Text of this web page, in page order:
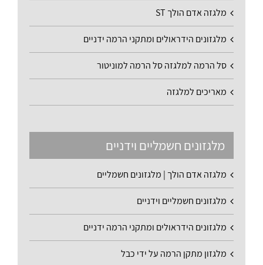
מלגזה אדם הולך ST
מלגזונים הידראולים ומתקני הרמה ידניים
סל הרמה למלגזה סל הרמה למוניטור
מאריכים למלגזה
מלגזונים חשמליים וידניים
מלגזה אדם הולך | מלגזונים חשמליים
מלגזונים חשמליים וידניים
מלגזונים הידראולים ומתקני הרמה ידניים
מלגזון מתקן הרמה על ידי כבל